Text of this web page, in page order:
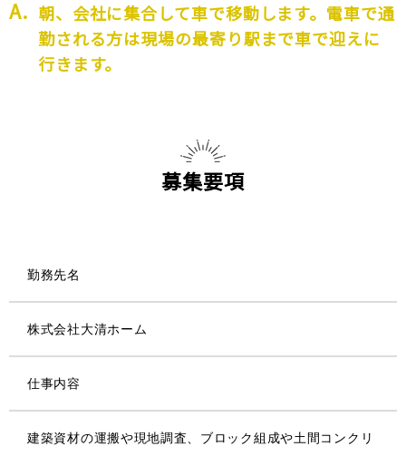
朝、会社に集合して車で移動します。電車で通
勤される方は現場の最寄り駅まで車で迎えに
行きます。
募集要項
勤務先名
株式会社大清ホーム
仕事内容
建築資材の運搬や現地調査、ブロック組成や土間コンクリ